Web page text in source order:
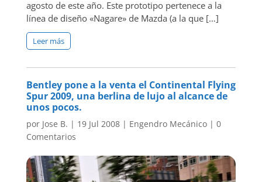
agosto de este año. Este prototipo pertenece a la
línea de diseño «Nagare» de Mazda (a la que […]
Leer más
Bentley pone a la venta el Continental Flying
Spur 2009, una berlina de lujo al alcance de
unos pocos.
por Jose B. | 19 Jul 2008| Engendro Mecánico| 0
Comentarios